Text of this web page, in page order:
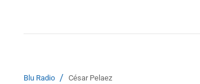
Blu Radio / César Pelaez